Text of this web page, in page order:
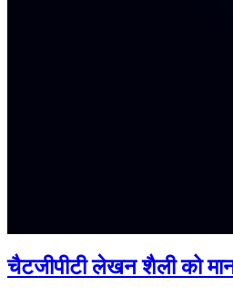
चैटजीपीटी लेखन शैली को